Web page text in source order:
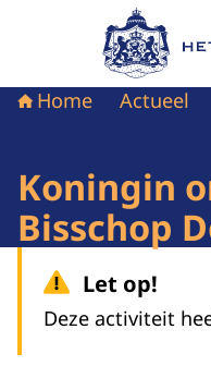
Naar de
Home Actueel
Koningin
Bisschop
Let op!
Deze activiteit